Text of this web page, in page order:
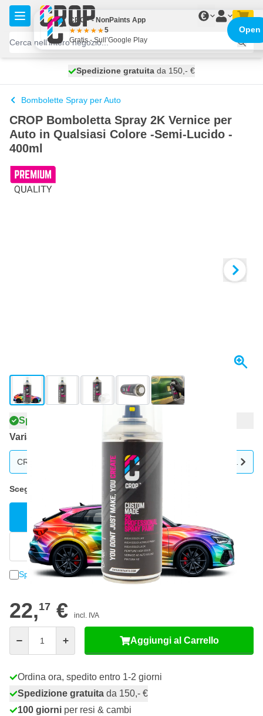
Salta al contenuto
€
spedito domani
Spedizione gratuita da 150,- €
100 giorni
Bombolette Spray per Auto
CROP Bomboletta Spray 2K Vernice per
Auto in Qualsiasi Colore -Semi-Lucido -
400ml
View larger imageView larger imageView larger imageView larger imageView larger image
Spedito entro 1-2 giorni
Variante
CROP Bomboletta Spray 2K Vernice per Auto in Qualsiasi Colore
Scegli una variante
Scegli il tuo colore
Inserire manualmente
Spedisci un campione
22,17 € incl. IVA
Aggiungi al Carrello
Ordina ora, spedito entro 1-2 giorni
Spedizione gratuita da 150,- €
100 giorni per resi & cambi
CROP - NonPaints App
5
Gratis - Sull’Google Play
Open